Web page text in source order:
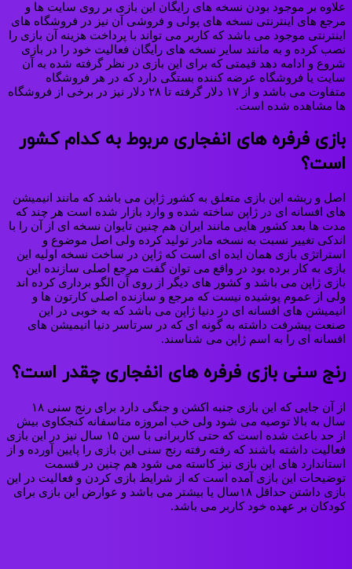
علاوه بر موجود بودن نسخه های رایگان این بازی بر روی سایت ها و
مرجع های اینترنتی نسخه های پولی و فروشی آن نیز در فروشگاه های
اینترنتی موجود می باشد که کاربر می‌ تواند با پرداخت هزینه آن بازی را
نصب کرده و به مانند سایر نسخه های رایگان فعالیت خود را در بازی
شروع و ادامه دهد قیمتی که برای این بازی در نظر گرفته شده به آن
سایت یا فروشگاه عرضه کننده بستگی دارد که در هر فروشگاه
متفاوت می باشد و از ۱۷ دلار گرفته تا ۲۸ دلار نیز در برخی از فروشگاه
ها مشاهده شده است.
بازی فرفره های انفجاری مربوط به کدام کشور
است؟
اصل و ریشه این بازی متعلق به کشور ژاپن می باشد که مانند انیمیشن
های افسانه ای در ژاپن ساخته شده و وارد بازار شده است هر چند که
مدت ها بعد کشور هایی مانند ایران هم چنین تایوان نسخه‌ ای از آن را با
اندکی تغییر نسبت به نسخه مادر تولید کرده ولی اصل موضوع و
استراتژی بازی همان ایده ای است که ژاپن در ساخت نسخه اولیه این
بازی به کار برده بود در واقع می‌ توان گفت مرجع اصلی سازنده این
بازی ژاپن می باشد و کشور های دیگر از روی آن الگو برداری کرده اند
ولی از عموم پوشیده نیست که مرجع و سازنده اصلی کارتون ها و
انیمیشن های افسانه ای در دنیا ژاپن می باشد که به خوبی در این
صنعت پیشرفت داشته به گونه‌ ای که در سرتاسر دنیا انیمیشن های
افسانه ای را به اسم ژاپن می شناسند.
رنج سنی بازی فرفره های انفجاری چقدر است؟
از آن جایی که این بازی جنبه اکشن و جنگی دارد برای رنج سنی ۱۸
سال به بالا توصیه می شود ولی خب امروزه متاسفانه کنجکاوی بیش
از حد باعث شده است که حتی کاربرانی با سن ۱۵ سال نیز در این بازی
فعالیت داشته باشند که رفته رفته رنج سنی این بازی را پایین آورده و از
استاندارد های این بازی نیز کاسته می‌ شود هم چنین در قسمت
توضیحات این بازی آمده است که از شرایط بازی کردن و فعالیت در این
بازی داشتن حداقل ۱۸سال یا بیشتر می باشد و عوارض این بازی برای
کودکان بر عهده خود کاربر می باشد.